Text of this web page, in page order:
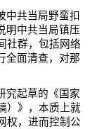
中共当局野蛮扣
明中共当局镇压
社群，包括网络
全面清查，对那
究起草的《国家
）》，本质上就
权，进而控制公